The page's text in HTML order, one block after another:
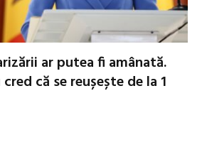
ar putea fi amânată.
că se reușește de la 1